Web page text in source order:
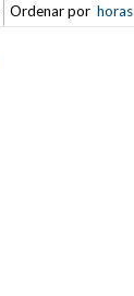
Ordenar por horas